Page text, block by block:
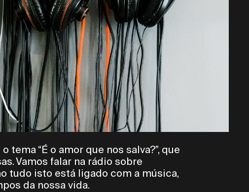
tema “É o amor que nos salva?”, que
Vamos falar na rádio sobre
tudo isto está ligado com a música,
da nossa vida.